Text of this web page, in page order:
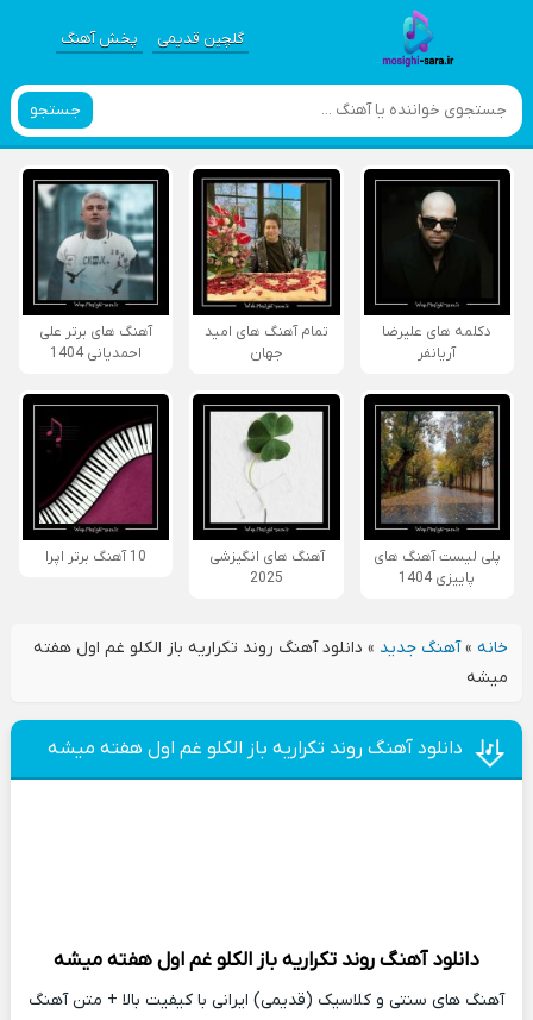
گلچین قدیمی پخش آهنگ
جستجو
دکلمه های علیرضا
آریانفر
تمام آهنگ های امید
جهان
آهنگ های برتر علی
احمدیانی 1404
پلی لیست آهنگ های
پاییزی 1404
آهنگ های انگیزشی
2025
10 آهنگ برتر اپرا
خانه»آهنگ جدید » دانلود آهنگ روند تکراریه باز الکلو غم اول هفته
میشه
دانلود آهنگ روند تکراریه باز الکلو غم اول هفته میشه
دانلود آهنگروند تکراریه باز الکلو غم اول هفته میشه
آهنگ های سنتی و کلاسیک (قدیمی) ایرانی با کیفیت بالا + متن آهنگ